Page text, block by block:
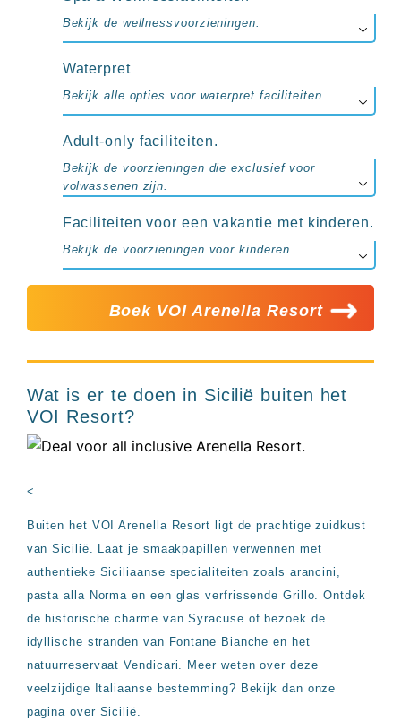
Bekijk de wellnessvoorzieningen.
Waterpret
Bekijk alle opties voor waterpret faciliteiten.
Adult-only faciliteiten.
Bekijk de voorzieningen die exclusief voor
volwassenen zijn.
Faciliteiten voor een vakantie met kinderen.
Bekijk de voorzieningen voor kinderen.
Boek VOI Arenella Resort
Wat is er te doen in Sicilië buiten het
VOI Resort?
<
Buiten het VOI Arenella Resort ligt de prachtige zuidkust
van Sicilië. Laat je smaakpapillen verwennen met
authentieke Siciliaanse specialiteiten zoals arancini,
pasta alla Norma en een glas verfrissende Grillo. Ontdek
de historische charme van Syracuse of bezoek de
idyllische stranden van Fontane Bianche en het
natuurreservaat Vendicari. Meer weten over deze
veelzijdige Italiaanse bestemming? Bekijk dan onze
pagina over Sicilië.